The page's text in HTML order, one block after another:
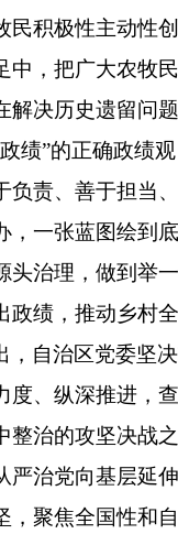
民积极性主动性
中，把广大农牧
解决历史遗留问
绩”的正确政绩
负责、善于担当
一张蓝图绘到底
头治理，做到举
政绩，推动乡村
自治区党委坚
度、纵深推进，
整治的攻坚决战之
严治党向基层延
， 聚焦全国性和